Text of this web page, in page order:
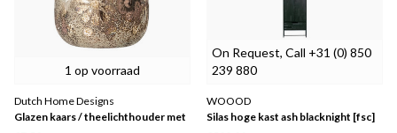
1 op voorraad
Dutch Home Designs
Glazen kaars / theelichthouder met
On Request, Call +31 (0) 850
239 880
WOOOD
Silas hoge kast ash blacknight [fsc]